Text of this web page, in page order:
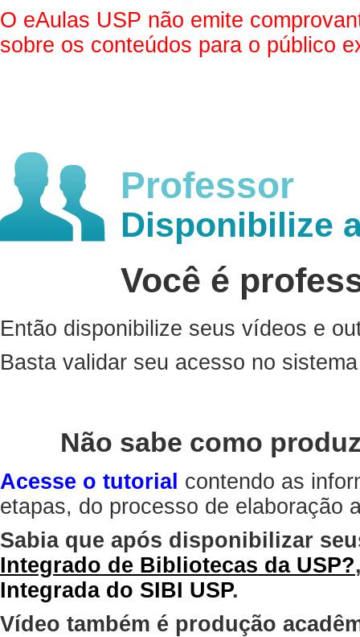
O eAulas USP não emite
sobre os conteúdos para o público
Professor
Disponibilize
Você é
Então disponibilize seus vídeos e
Basta validar seu acesso no
Não sabe como
Acesse o tutorial contendo as
etapas, do processo de elaboração
Sabia que após disponibilizar
Integrado de Bibliotecas da USP?
Integrada do SIBI USP.
Vídeo também é produção